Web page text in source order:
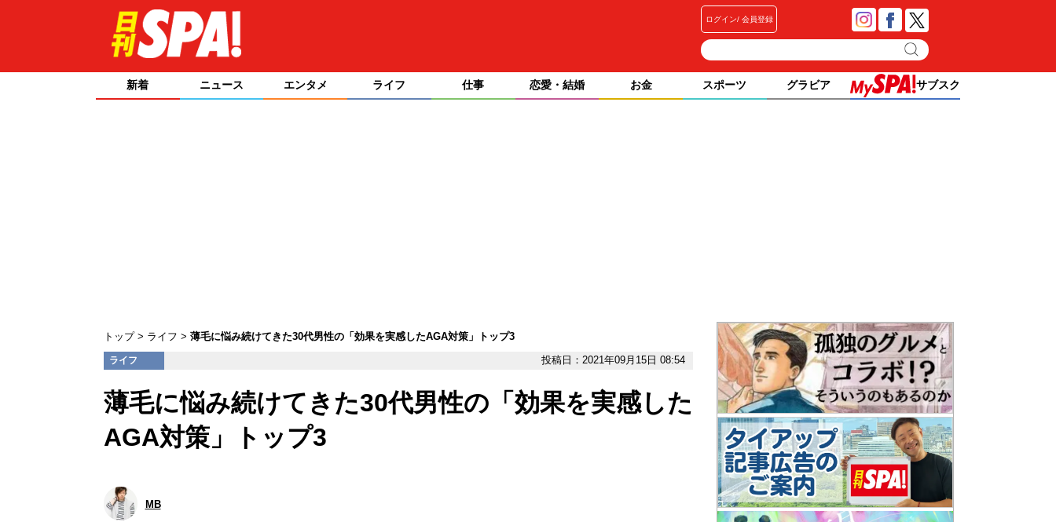
ログイン 会員登録
新着 ニュース エンタメ ライフ 仕事 恋愛・結婚 お金 スポーツ グラビア サブスク
トップ ライフ 薄毛に悩み続けてきた30代男性の「効果を実感したAGA対策」トップ3
ライフ 投稿日：2021年09月15日 08:54
薄毛に悩み続けてきた30代男性の「効果を実感した
AGA対策」トップ3
MB